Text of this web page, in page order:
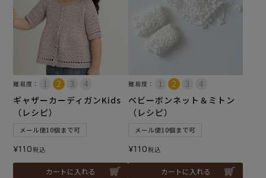
難易度：
ギャザーカーディガンKids
（レシピ）
メール便10個まで可
¥110税込
カートに入れる
難易度：
ベビーボンネット＆ミトン
（レシピ）
メール便10個まで可
¥110税込
カートに入れる